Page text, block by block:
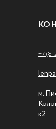
+7
м.
к2